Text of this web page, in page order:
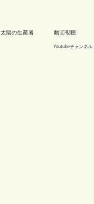
太陽の生産者 動画視聴
Youtubeチャンネル